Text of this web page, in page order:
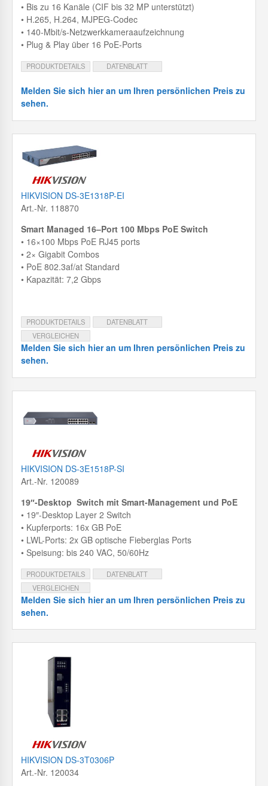
• Bis zu 16 Kanäle (CIF bis 32 MP unterstützt)
• H.265, H.264, MJPEG-Codec
• 140-Mbit/s-Netzwerkkameraaufzeichnung
• Plug & Play über 16 PoE-Ports
PRODUKTDETAILS DATENBLATT
Melden Sie sich hier an um Ihren persönlichen Preis zu
sehen.
HIKVISION DS-3E1318P-EI
Art.-Nr. 118870
Smart Managed 16–Port 100 Mbps PoE Switch
• 16×100 Mbps PoE RJ45 ports
• 2× Gigabit Combos
• PoE 802.3af/at Standard
• Kapazität: 7,2 Gbps
PRODUKTDETAILS
DATENBLATT
VERGLEICHEN
Melden Sie sich hier an um Ihren persönlichen Preis zu
sehen.
HIKVISION DS-3E1518P-SI
Art.-Nr. 120089
19″-Desktop Switch mit Smart-Management und PoE
• 19″-Desktop Layer 2 Switch
• Kupferports: 16x GB PoE
• LWL-Ports: 2x GB optische Fieberglas Ports
• Speisung: bis 240 VAC, 50/60Hz
PRODUKTDETAILS
DATENBLATT
VERGLEICHEN
Melden Sie sich hier an um Ihren persönlichen Preis zu
sehen.
HIKVISION DS-3T0306P
Art.-Nr. 120034